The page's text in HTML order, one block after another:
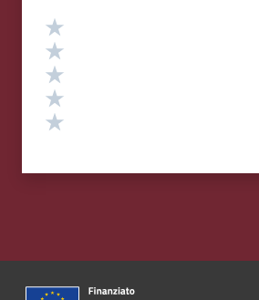
Valutazione